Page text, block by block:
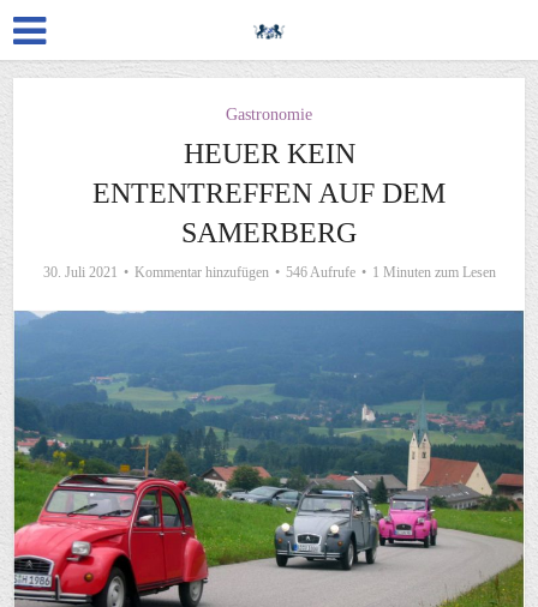
Gastronomie
HEUER KEIN
ENTENTREFFEN AUF DEM
SAMERBERG
30. Juli 2021 Kommentar hinzufügen 546 Aufrufe 1 Minuten zum Lesen